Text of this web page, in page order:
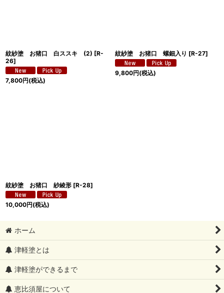
紋紗塗 お猪口 白ススキ (2) [R-
26]
7,800円(税込)
紋紗塗 お猪口 螺鈿入り [R-27]
9,800円(税込)
紋紗塗 お猪口 紗綾形 [R-28]
10,000円(税込)
ホーム
津軽塗とは
津軽塗ができるまで
恵比須屋について